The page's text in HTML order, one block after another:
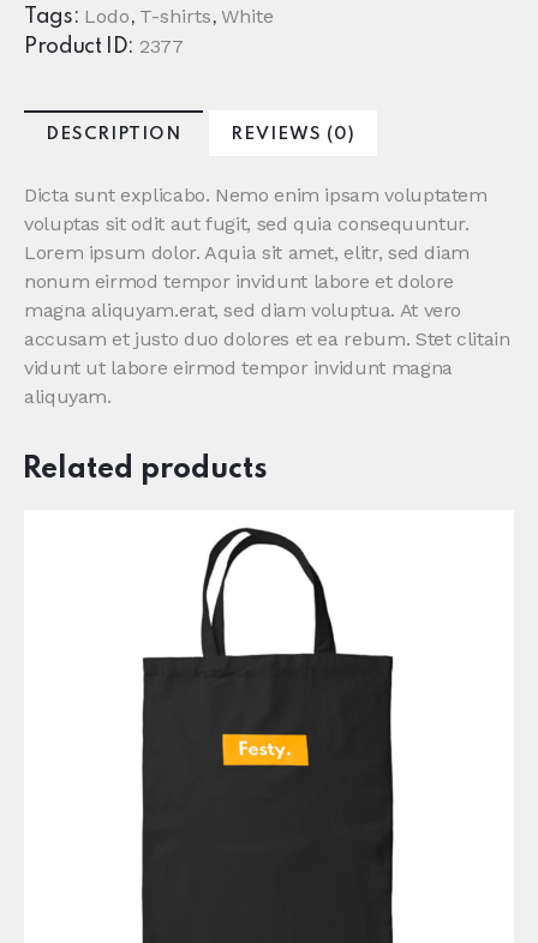
Logo
quantity
Tags: Lodo, T-shirts,White
Product ID: 2377
DESCRIPTION REVIEWS (0)
Dicta sunt explicabo. Nemo enim ipsam voluptatem
voluptas sit odit aut fugit, sed quia consequuntur.
Lorem ipsum dolor. Aquia sit amet, elitr, sed diam
nonum eirmod tempor invidunt labore et dolore
magna aliquyam.erat, sed diam voluptua. At vero
accusam et justo duo dolores et ea rebum. Stet clitain
vidunt ut labore eirmod tempor invidunt magna
aliquyam.
Related products